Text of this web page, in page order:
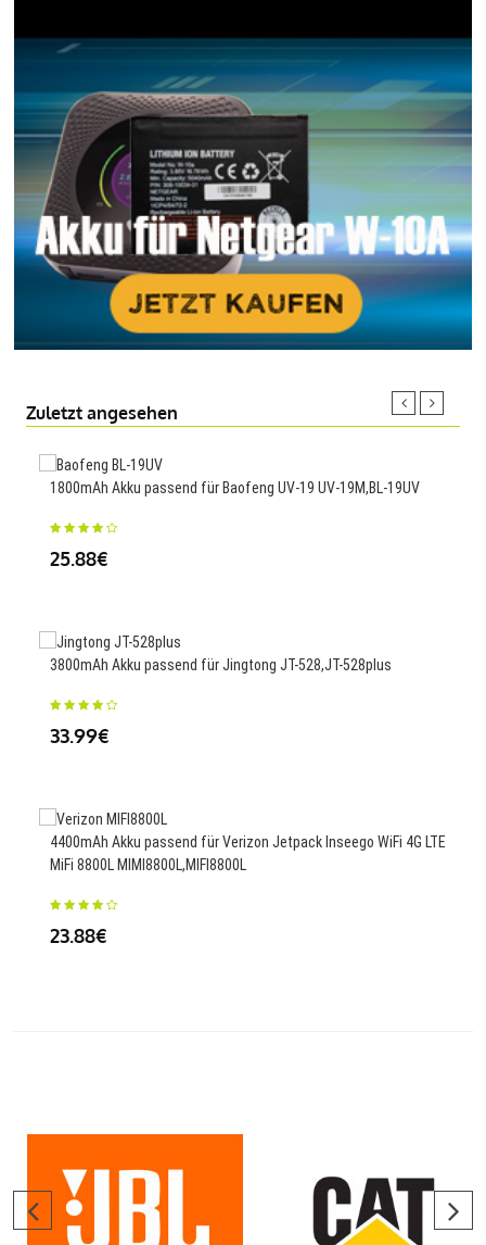
Zuletzt angesehen
1800mAh Akku passend für Baofeng UV-19 UV-19M,BL-19UV
25.88€
3800mAh Akku passend für Jingtong JT-528,JT-528plus
33.99€
4400mAh Akku passend für Verizon Jetpack Inseego WiFi 4G LTE
MiFi 8800L MIMI8800L,MIFI8800L
23.88€